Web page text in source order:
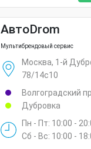
АвтоDrom
Мультибрендовый сервис
Москва, 1-й
78/14с10
Волгоградский
Дубровка
Пн - Пт: 10:00 -
Сб - Вс: 10:00 -